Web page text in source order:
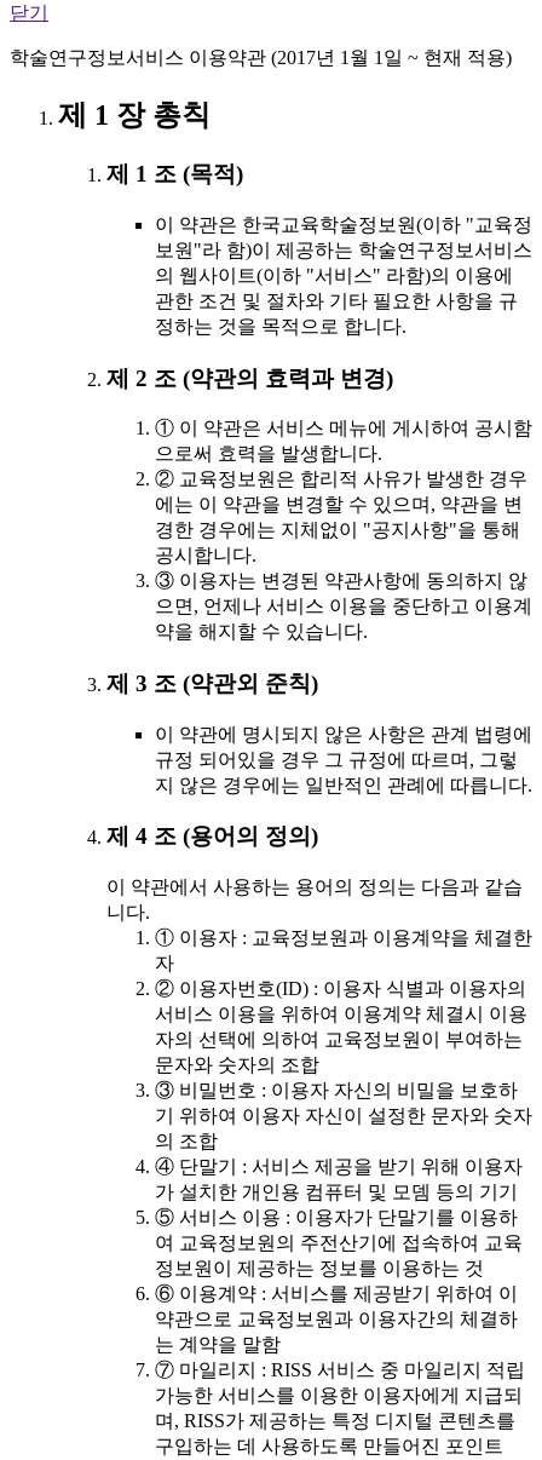
닫기
학술연구정보서비스 이용약관 (2017년 1월 1일 ~ 현재 적용)
제 1 장 총칙
제 1 조 (목적)
이 약관은 한국교육학술정보원(이하 "교육정
보원"라 함)이 제공하는 학술연구정보서비스
의 웹사이트(이하 "서비스" 라함)의 이용에
관한 조건 및 절차와 기타 필요한 사항을 규
정하는 것을 목적으로 합니다.
제 2 조 (약관의 효력과 변경)
① 이 약관은 서비스 메뉴에 게시하여 공시함
으로써 효력을 발생합니다.
② 교육정보원은 합리적 사유가 발생한 경우
에는 이 약관을 변경할 수 있으며, 약관을 변
경한 경우에는 지체없이 "공지사항"을 통해
공시합니다.
③ 이용자는 변경된 약관사항에 동의하지 않
으면, 언제나 서비스 이용을 중단하고 이용계
약을 해지할 수 있습니다.
제 3 조 (약관외 준칙)
이 약관에 명시되지 않은 사항은 관계 법령에
규정 되어있을 경우 그 규정에 따르며, 그렇
지 않은 경우에는 일반적인 관례에 따릅니다.
제 4 조 (용어의 정의)
이 약관에서 사용하는 용어의 정의는 다음과 같습
니다.
① 이용자 : 교육정보원과 이용계약을 체결한
자
② 이용자번호(ID) : 이용자 식별과 이용자의
서비스 이용을 위하여 이용계약 체결시 이용
자의 선택에 의하여 교육정보원이 부여하는
문자와 숫자의 조합
③ 비밀번호 : 이용자 자신의 비밀을 보호하
기 위하여 이용자 자신이 설정한 문자와 숫자
의 조합
④ 단말기 : 서비스 제공을 받기 위해 이용자
가 설치한 개인용 컴퓨터 및 모뎀 등의 기기
⑤ 서비스 이용 : 이용자가 단말기를 이용하
여 교육정보원의 주전산기에 접속하여 교육
정보원이 제공하는 정보를 이용하는 것
⑥ 이용계약 : 서비스를 제공받기 위하여 이
약관으로 교육정보원과 이용자간의 체결하
는 계약을 말함
⑦ 마일리지 : RISS 서비스 중 마일리지 적립
가능한 서비스를 이용한 이용자에게 지급되
며, RISS가 제공하는 특정 디지털 콘텐츠를
구입하는 데 사용하도록 만들어진 포인트